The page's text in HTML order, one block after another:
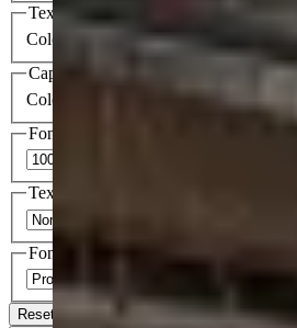
Text Background
Color
Opacity
Caption Area Background
Color
Opacity
Font Size
Text Edge Style
Font Family
Reset